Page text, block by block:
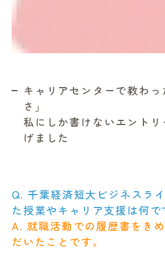
キャリアセンターで教わっ
さ」
私にしか書けないエント
げました
Q. 千葉経済短大ビジネスラ
た授業やキャリア支援は何で
A. 就職活動での履歴書をき
だいたことです。